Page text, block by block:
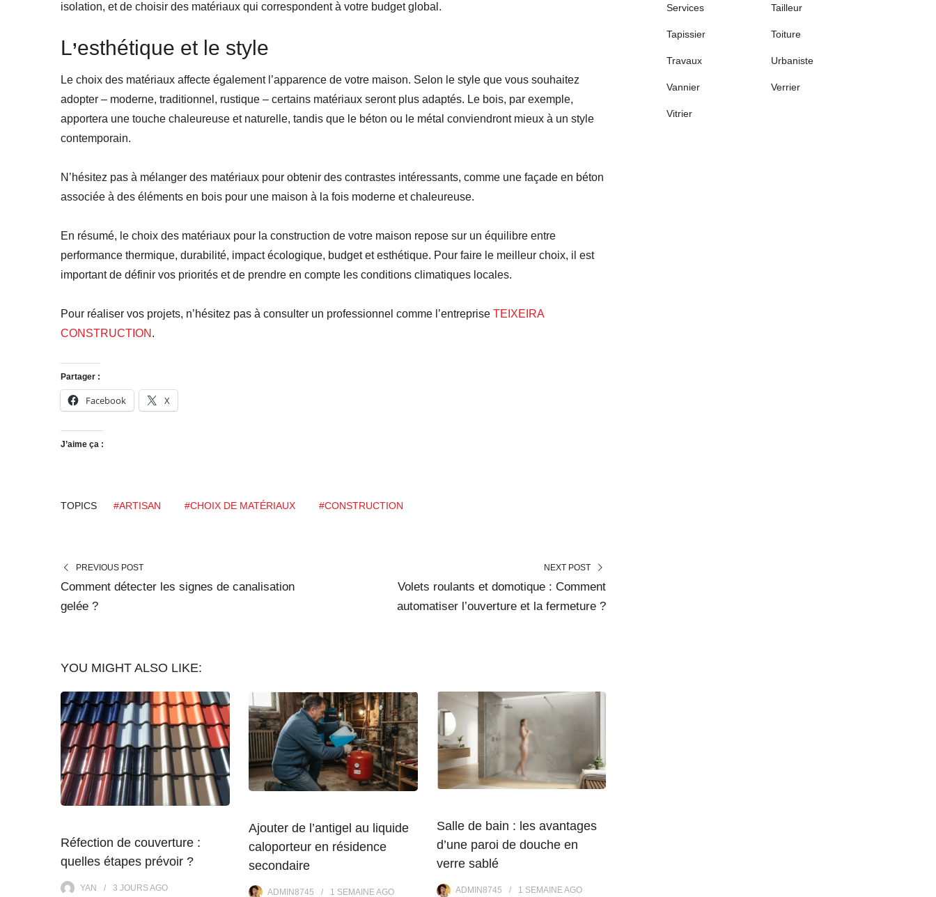
isolation, et de choisir des matériaux qui correspondent à votre budget global.
L’esthétique et le style
Le choix des matériaux affecte également l’apparence de votre maison. Selon le style que vous souhaitez
adopter – moderne, traditionnel, rustique – certains matériaux seront plus adaptés. Le bois, par exemple,
apportera une touche chaleureuse et naturelle, tandis que le béton ou le métal conviendront mieux à un style
contemporain.
N’hésitez pas à mélanger des matériaux pour obtenir des contrastes intéressants, comme une façade en béton
associée à des éléments en bois pour une maison à la fois moderne et chaleureuse.
En résumé, le choix des matériaux pour la construction de votre maison repose sur un équilibre entre
performance thermique, durabilité, impact écologique, budget et esthétique. Pour faire le meilleur choix, il est
important de définir vos priorités et de prendre en compte les conditions climatiques locales.
Pour réaliser vos projets, n’hésitez pas à consulter un professionnel comme l’entreprise TEIXEIRA
CONSTRUCTION .
Partager :
Facebook X
J’aime ça :
TOPICS #ARTISAN #CHOIX DE MATÉRIAUX #CONSTRUCTION
PREVIOUS POST
Comment détecter les signes de canalisation
gelée ?
NEXT POST
Volets roulants et domotique : Comment
automatiser l’ouverture et la fermeture ?
YOU MIGHT ALSO LIKE:
Réfection de couverture :
quelles étapes prévoir ?
YAN 3 JOURSAGO
Ajouter de l’antigel au liquide
caloporteur en résidence
secondaire
ADMIN8745 1 SEMAINE AGO
Salle de bain : les avantages
d’une paroi de douche en
verre sablé
ADMIN8745 1 SEMAINEAGO
Services Tailleur
Tapissier Toiture
Travaux Urbaniste
Vannier Verrier
Vitrier